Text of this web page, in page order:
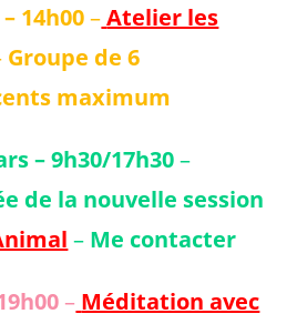
14h00– Atelier les
Groupe de 6
maximum
– 9h30/17h30–
de la nouvelle session
– Me contacter
– Méditation avec